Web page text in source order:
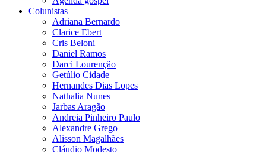
Colunistas
Adriana Bernardo
Clarice Ebert
Cris Beloni
Daniel Ramos
Darci Lourenção
Getúlio Cidade
Hernandes Dias Lopes
Nathalia Nunes
Jarbas Aragão
Andreia Pinheiro Paulo
Alexandre Grego
Alisson Magalhães
Cláudio Modesto